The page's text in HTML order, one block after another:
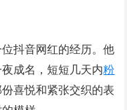
抖音网红的经历。他
成名，短短几天内粉
喜悦和紧张交织的表